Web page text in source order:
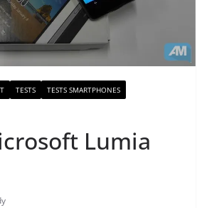
TESTS
TESTS SMARTPHONES
Lumia